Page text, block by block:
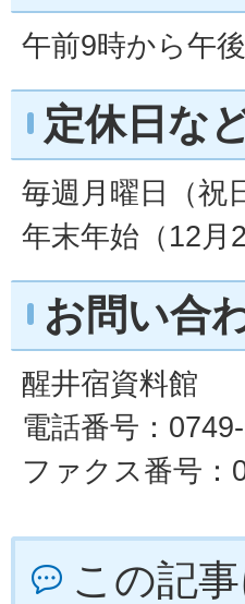
午前9時から午
定休日な
毎週月曜日（祝
年末年始（12月
お問い合
醒井宿資料館
電話番号：
ファクス番号：
この記